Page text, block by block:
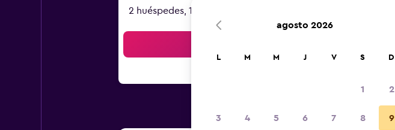
2 huéspedes, 1 habitación
agosto 2026
L M M J V S D
1 2
3 4 5 6 7 8 9